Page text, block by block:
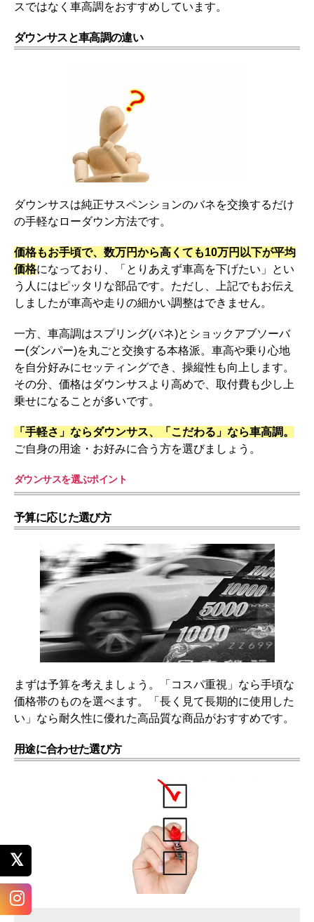
スではなく車高調をおすすめしています。
ダウンサスと車高調の違い
ダウンサスは純正サスペンションのバネを交換するだけ
の手軽なローダウン方法です。
価格もお手頃で、数万円から高くても10万円以下が平均
価格になっており、「とりあえず車高を下げたい」とい
う人にはピッタリな部品です。ただし、上記でもお伝え
しましたが車高や走りの細かい調整はできません。
一方、車高調はスプリング(バネ)とショックアブソーバ
ー(ダンパー)を丸ごと交換する本格派。車高や乗り心地
を自分好みにセッティングでき、操縦性も向上します。
その分、価格はダウンサスより高めで、取付費も少し上
乗せになることが多いです。
「手軽さ」ならダウンサス、「こだわる」なら車高調。
ご自身の用途・お好みに合う方を選びましょう。
ダウンサスを選ぶポイント
予算に応じた選び方
まずは予算を考えましょう。「コスパ重視」なら手頃な
価格帯のものを選べます。「長く見て長期的に使用した
い」なら耐久性に優れた高品質な商品がおすすめです。
用途に合わせた選び方